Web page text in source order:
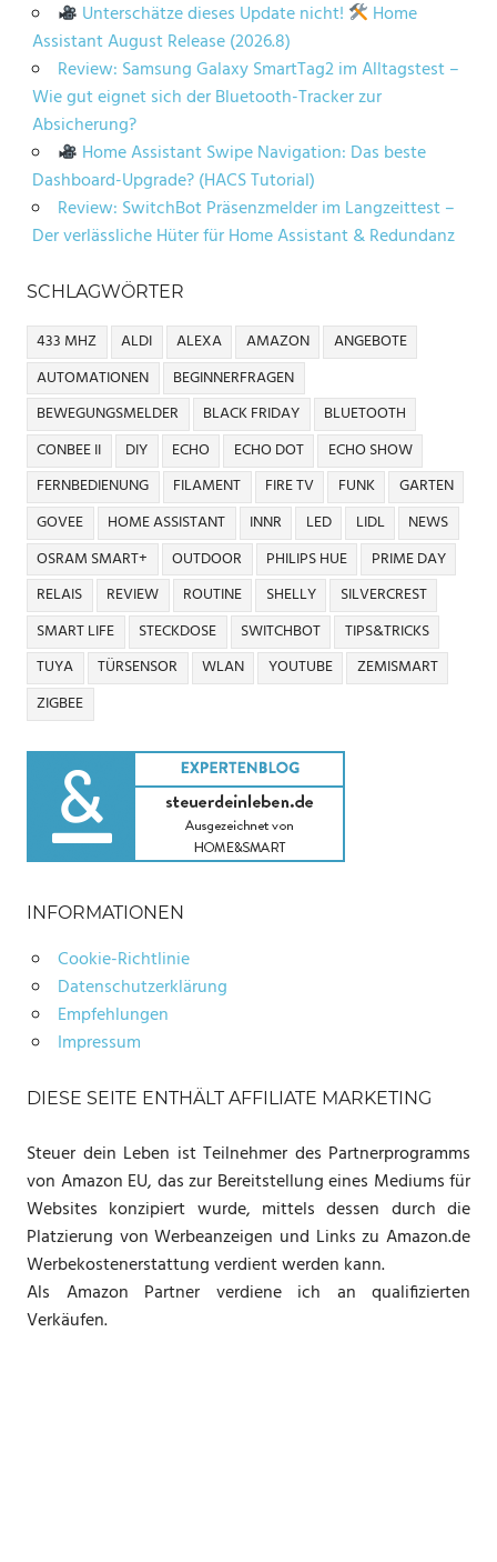
Unterschätze dieses Update nicht!
Home
Assistant August Release (2026.8)
Review: Samsung Galaxy SmartTag2 im Alltagstest –
Wie gut eignet sich der Bluetooth-Tracker zur
Absicherung?
Home Assistant Swipe Navigation: Das beste
Dashboard-Upgrade? (HACS Tutorial)
Review: SwitchBot Präsenzmelder im Langzeittest –
Der verlässliche Hüter für Home Assistant & Redundanz
SCHLAGWÖRTER
433 MHZ ALDI ALEXA AMAZON
ANGEBOTE
AUTOMATIONEN
BEGINNERFRAGEN
BEWEGUNGSMELDER
BLACK FRIDAY
BLUETOOTH
CONBEE II
DIY ECHO ECHO DOT
ECHO SHOW
FERNBEDIENUNG
FILAMENT FIRE TV FUNK
GARTEN
GOVEE
HOME ASSISTANT INNR LED LIDL
NEWS
OSRAM SMART+
OUTDOOR PHILIPS HUE
PRIME DAY
RELAIS
REVIEW ROUTINE SHELLY
SILVERCREST
SMART LIFE
STECKDOSE SWITCHBOT
TIPS&TRICKS
TUYA
TÜRSENSOR WLAN YOUTUBE
ZEMISMART
ZIGBEE
INFORMATIONEN
Cookie-Richtlinie
Datenschutzerklärung
Empfehlungen
Impressum
DIESE SEITE ENTHÄLT AFFILIATE MARKETING
Steuer dein Leben ist Teilnehmer des Partnerprogramms
von Amazon EU, das zur Bereitstellung eines Mediums für
Websites konzipiert wurde, mittels dessen durch die
Platzierung von Werbeanzeigen und Links zu Amazon.de
Werbekostenerstattung verdient werden kann.
Als Amazon Partner verdiene ich an qualifizierten
Verkäufen.